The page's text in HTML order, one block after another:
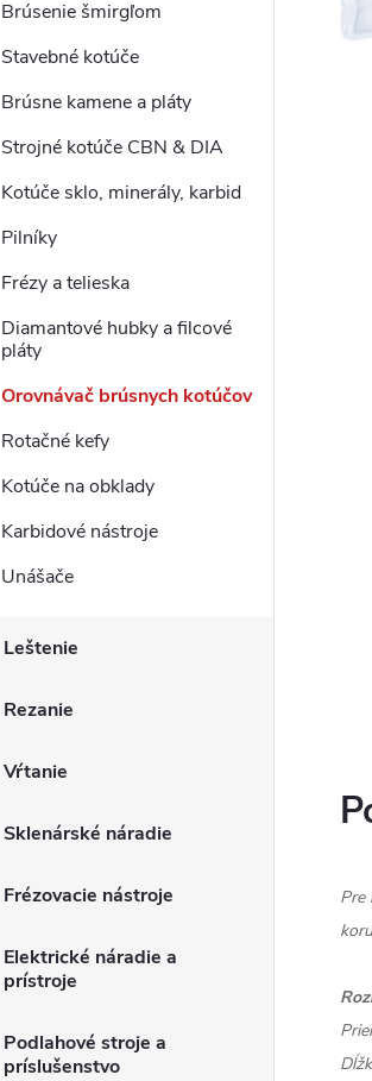
Brúsenie šmirgľom
Stavebné kotúče
Brúsne kamene a pláty
Strojné kotúče CBN & DIA
Kotúče sklo, minerály, karbid
Pilníky
Frézy a telieska
Diamantové hubky a filcové
pláty
Orovnávač brúsnych kotúčov
Rotačné kefy
Kotúče na obklady
Karbidové nástroje
Unášače
Leštenie
Rezanie
Vŕtanie
Sklenárské náradie
Frézovacie nástroje
Elektrické náradie a
prístroje
Podlahové stroje a
príslušenstvo
Pre